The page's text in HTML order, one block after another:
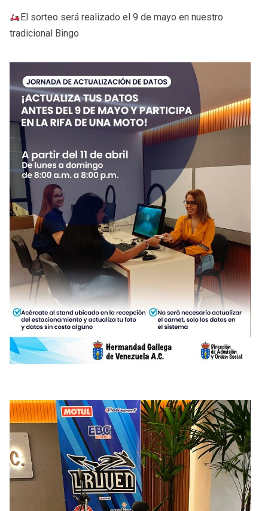
El sorteo será realizado el 9 de mayo en nuestro
tradicional Bingo